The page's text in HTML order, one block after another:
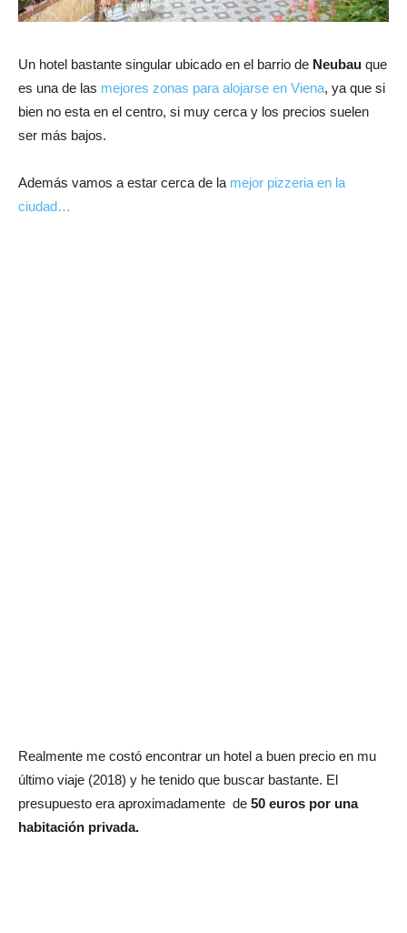
Un hotel bastante singular ubicado en el barrio de Neubau que
es una de las mejores zonas para alojarse en Viena, ya que si
bien no esta en el centro, si muy cerca y los precios suelen
ser más bajos.
Además vamos a estar cerca de la mejor pizzeria en la
ciudad…
Realmente me costó encontrar un hotel a buen precio en mu
último viaje (2018) y he tenido que buscar bastante. El
presupuesto era aproximadamente de 50 euros por una
habitación privada.